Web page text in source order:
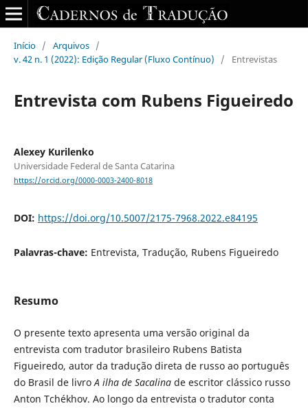
Início / Arquivos /
v. 42 n. 1 (2022): Edição Regular (Fluxo Contínuo)
/ Entrevistas
Entrevista com Rubens Figueiredo
Alexey Kurilenko
Universidade Federal de Santa Catarina
https://orcid.org/0000-0003-2400-8018
DOI: https://doi.org/10.5007/2175-7968.2022.e84195
Palavras-chave: Entrevista, Tradução, Rubens Figueiredo
Resumo
O presente texto apresenta uma versão original da
entrevista com tradutor brasileiro Rubens Batista
Figueiredo, autor da tradução direta de russo ao português
do Brasil de livroA ilha de Sacalinade escritor clássico russo
Anton Tchékhov. Ao longo da entrevista o tradutor conta